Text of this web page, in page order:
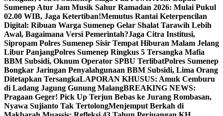
Sumenep Atur Jam Musik Sahur Ramadan 2026: Mulai Pukul
02.00 WIB, Jaga Ketertiban!Memutus Rantai Keterpencilan
Digital: Ribuan Warga Sumenep Gelar Shalat Tarawih Lebih
Awal, Bagaimana Versi Pemerintah?Jaga Citra Institusi,
Sipropam Polres Sumenep Sisir Tempat Hiburan Malam Jelang
Libur PanjangPolres Sumenep Ringkus 5 Tersangka Mafia
BBM Subsidi, Oknum Operator SPBU TerlibatPolres Sumenep
Bongkar Jaringan Penyalahgunaan BBM Subsidi, Lima Orang
Ditetapkan TersangkaLAPORAN KHUSUS: Amuk Cemburu
di Ladang Jagung Gunung MalangBREAKING NEWS:
Pragaan Geger! Pick Up Terjun Bebas ke Jurang Rombasan,
Nyawa Sujianto Tak TertolongMenjemput Berkah di